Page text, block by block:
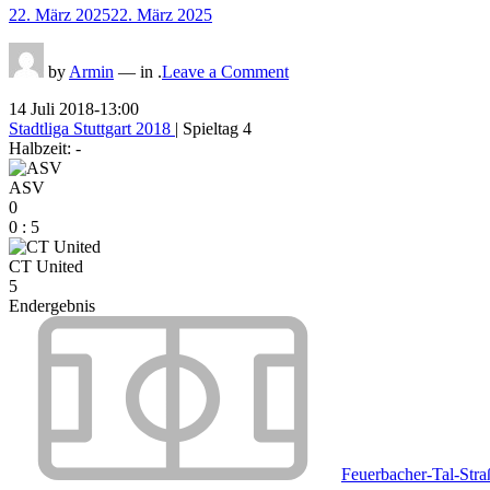
Posted
22. März 202522. März 2025
by Armin — in .Leave a Comment
14 Juli 2018-13:00
Stadtliga Stuttgart 2018 | Spieltag 4
Halbzeit: -
ASV
0
0 : 5
CT United
5
Endergebnis
Feuerbacher-Tal-